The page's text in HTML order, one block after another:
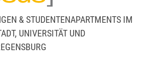
& STUDENTENAPARTMENTS IM
UNIVERSITÄT UND